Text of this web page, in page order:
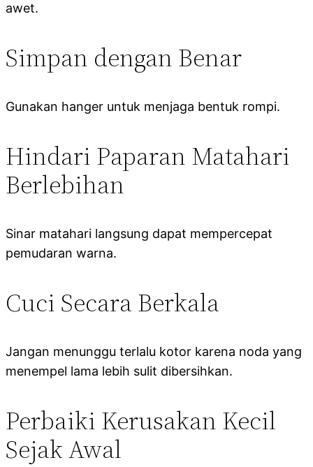
awet.
Simpan dengan Benar
Gunakan hanger untuk menjaga bentuk rompi.
Hindari Paparan Matahari
Berlebihan
Sinar matahari langsung dapat mempercepat
pemudaran warna.
Cuci Secara Berkala
Jangan menunggu terlalu kotor karena noda yang
menempel lama lebih sulit dibersihkan.
Perbaiki Kerusakan Kecil
Sejak Awal